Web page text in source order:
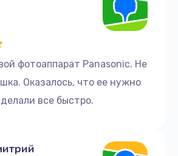
фотоаппарат Panasonic. Не
Оказалось, что ее нужно
все быстро.